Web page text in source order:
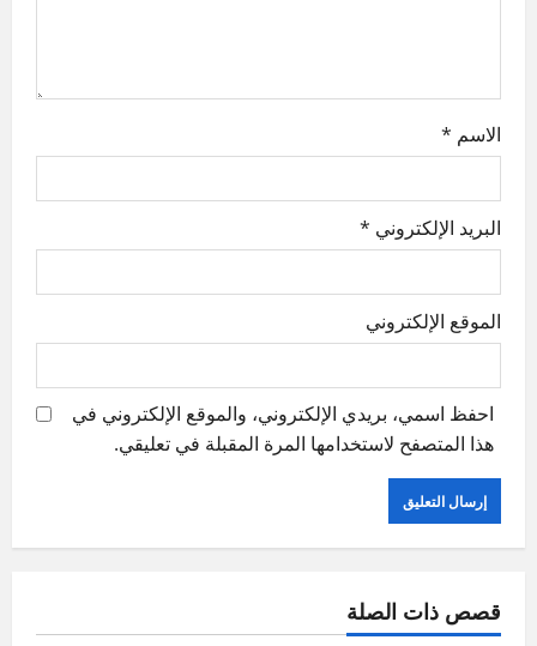
n
الاسم *
البريد الإلكتروني *
الموقع الإلكتروني
احفظ اسمي، بريدي الإلكتروني، والموقع الإلكتروني في
هذا المتصفح لاستخدامها المرة المقبلة في تعليقي.
قصص ذات الصلة